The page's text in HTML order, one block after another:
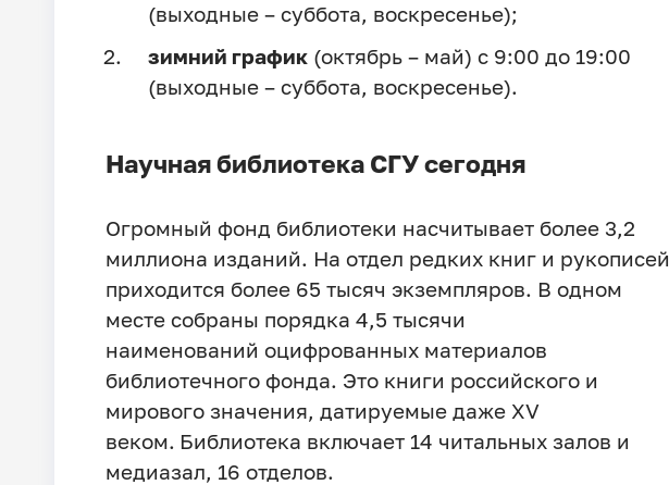
(выходные – суббота, воскресенье);
зимний график (октябрь – май) с 9:00 до 19:00
(выходные – суббота, воскресенье).
Научная библиотека СГУ сегодня
Огромный фонд библиотеки насчитывает более 3,2
миллиона изданий. На отдел редких книг и рукописей
приходится более 65 тысяч экземпляров. В одном
месте собраны порядка 4,5 тысячи
наименований оцифрованных материалов
библиотечного фонда. Это книги российского и
мирового значения, датируемые даже XV
веком. Библиотека включает 14 читальных залов и
медиазал, 16 отделов.